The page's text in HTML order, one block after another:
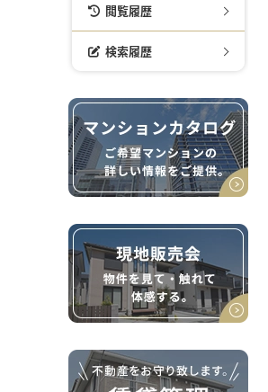
閲覧履歴
検索履歴